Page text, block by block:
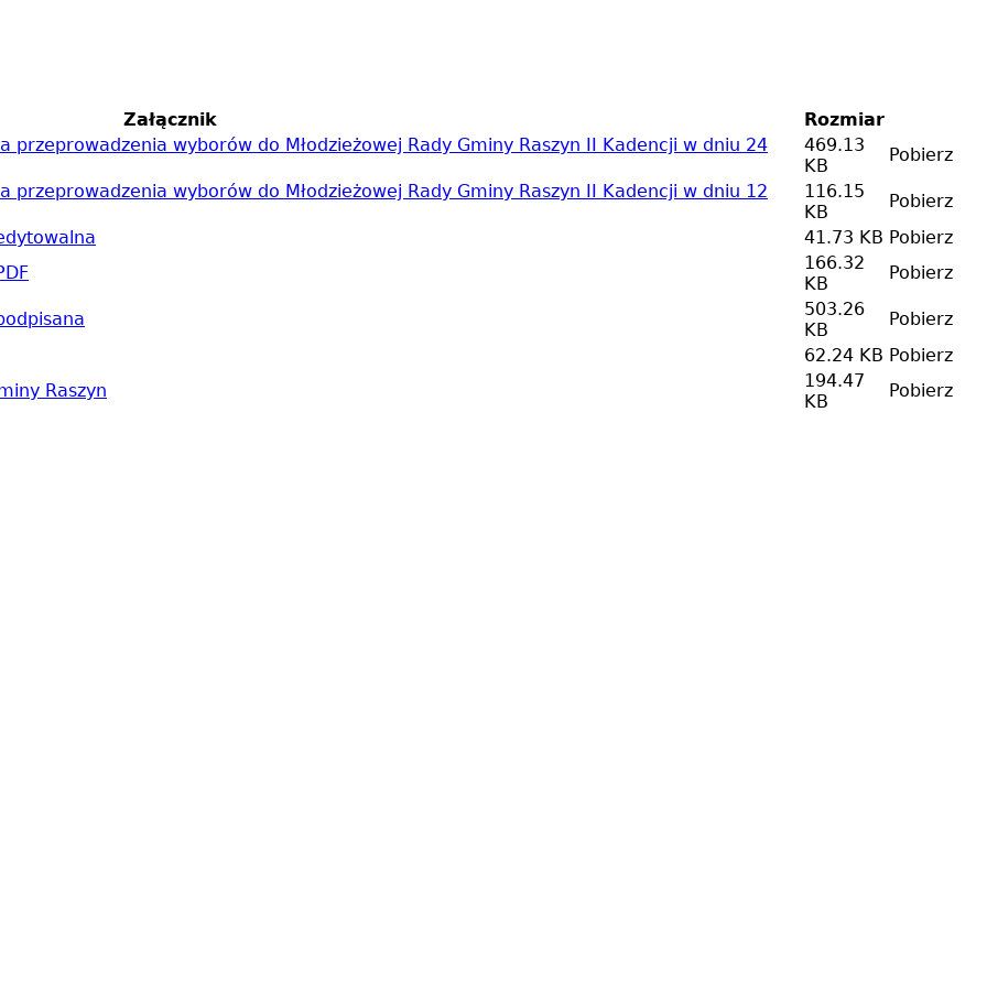
Załącznik
Rozmiar
przeprowadzenia wyborów do Młodzieżowej Rady Gminy Raszyn II Kadencji w dniu 24
469.13
KB
Pobierz
przeprowadzenia wyborów do Młodzieżowej Rady Gminy Raszyn II Kadencji w dniu 12
116.15
KB
Pobierz
41.73 KB Pobierz
166.32
KB
Pobierz
503.26
KB
Pobierz
62.24 KB Pobierz
Raszyn
194.47
KB
Pobierz